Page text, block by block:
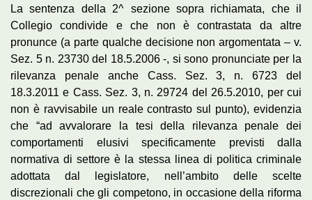
La sentenza della 2^ sezione sopra richiamata, che il
Collegio condivide e che non è contrastata da altre
pronunce (a parte qualche decisione non argomentata – v.
Sez. 5 n. 23730 del 18.5.2006 -, si sono pronunciate per la
rilevanza penale anche Cass. Sez. 3, n. 6723 del
18.3.2011 e Cass. Sez. 3, n. 29724 del 26.5.2010, per cui
non è ravvisabile un reale contrasto sul punto), evidenzia
che “ad avvalorare la tesi della rilevanza penale dei
comportamenti elusivi specificamente previsti dalla
normativa di settore è la stessa linea di politica criminale
adottata dal legislatore, nell’ambito delle scelte
discrezionali che gli competono, in occasione della riforma